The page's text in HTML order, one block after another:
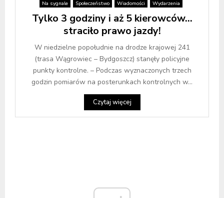
Na sygnale Społeczeństwo Wiadomości Wydarzenia
Tylko 3 godziny i aż 5 kierowców…
straciło prawo jazdy!
W niedzielne popołudnie na drodze krajowej 241
(trasa Wągrowiec – Bydgoszcz) stanęły policyjne
punkty kontrolne. – Podczas wyznaczonych trzech
godzin pomiarów na posterunkach kontrolnych w...
Czytaj więcej